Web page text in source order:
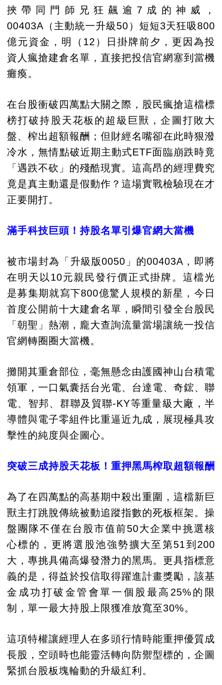
挾帶同門師兄狂飆逾7成的神威，
00403A（主動統一升級50）短短3天狂吸800
億元資金，明（12）日掛牌前夕，更因為投
資人瘋搶建倉名單，直接把投信官網塞到當機
癱瘓。
在台股衝破四萬點大關之際，股民瘋搶這檔標
榜打破持股天花板的超級巨獸，企圖打敗大
盤、榨出超額報酬；但財經名嘴卻在此時狠潑
冷水，無情點破近期主動式ETF面臨崩跌時竟
「遇跌不砍」的殘酷現實。這高昂的經理費究
竟是真主動還是假動作？這場實戰檢驗現在才
正要開打。
滿手科技巨頭！持股名單引爆官網大當機
被市場封為「升級版0050」的00403A，即將
在明天以10元親民發行價正式掛牌。這檔光
是募集期就寫下800億驚人規模的新星，今日
首度公開前十大建倉名單，瞬間引發全台股民
「朝聖」熱潮，龐大查詢流量當場讓統一投信
官網轉圈圈大當機。
攤開其重倉部位，毫無懸念由護國神山台積電
領軍，一口氣囊括台光電、台達電、奇鋐、聯
電、智邦、群聯及貿聯-KY等重量級大廠，半
導體與電子零組件比重逼近九成，展現極具攻
擊性的純度與企圖心。
突破三成持股天花板！重押黑馬榨取超額報酬
為了在四萬點的高基期中殺出重圍，這檔新巨
獸主打跳脫傳統被動追蹤指數的死板框架。操
盤團隊不僅在台股市值前50大企業中挑選核
心標的，更將選股池強勢擴大至第51到200
大，專挑具備高爆發潛力的黑馬。更具指標意
義的是，得益於投信取得躍進計畫獎勵，該基
金成功打破金管會單一個股最高25%的限
制，單一最大持股上限獲准放寬至30%。
這項特權讓經理人在多頭行情時能重押優質成
長股，空頭時也能靈活轉向防禦型標的，企圖
緊抓台股板塊輪動的升級紅利。